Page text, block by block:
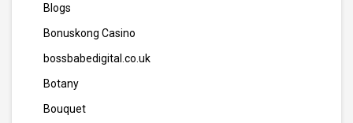
Blogs
Bonuskong Casino
bossbabedigital.co.uk
Botany
Bouquet